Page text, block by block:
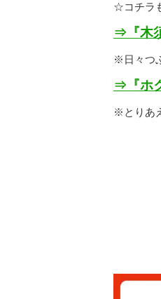
☆コチラ
⇒『木
※日々つ
⇒『ホ
※とりあ